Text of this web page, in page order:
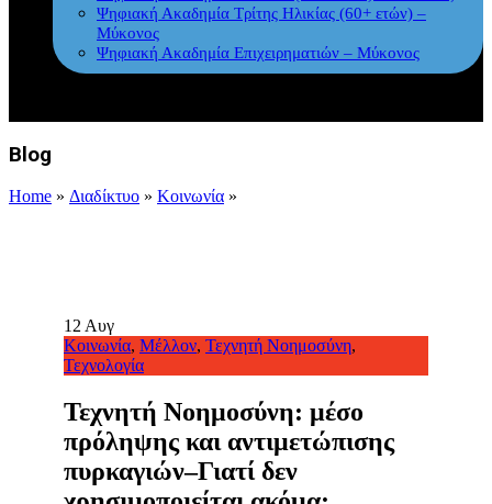
Ψηφιακή Ακαδημία Τρίτης Ηλικίας (60+ ετών) –
Μύκονος
Ψηφιακή Ακαδημία Επιχειρηματιών – Μύκονος
Blog
Home » Διαδίκτυο » Κοινωνία »
12Αυγ
Κοινωνία, Μέλλον, Τεχνητή Νοημοσύνη,
Τεχνολογία
Τεχνητή Νοημοσύνη: μέσο
πρόληψης και αντιμετώπισης
πυρκαγιών–Γιατί δεν